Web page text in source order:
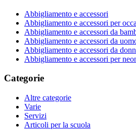
Abbigliamento e accessori
Abbigliamento e accessori per
Abbigliamento e accessori da
Abbigliamento e accessori da
Abbigliamento e accessori da
Abbigliamento e accessori per
Categorie
Altre categorie
Varie
Servizi
Articoli per la scuola